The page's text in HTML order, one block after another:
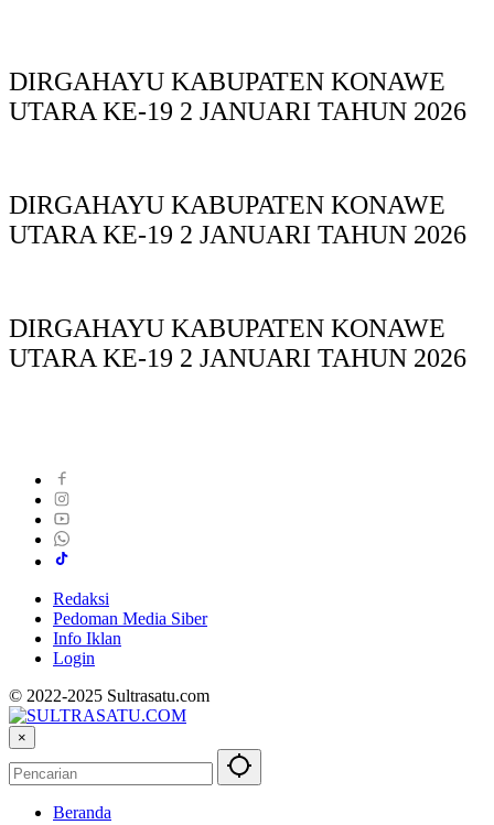
DIRGAHAYU KABUPATEN KONAWE
UTARA KE-19 2 JANUARI TAHUN 2026
DIRGAHAYU KABUPATEN KONAWE
UTARA KE-19 2 JANUARI TAHUN 2026
DIRGAHAYU KABUPATEN KONAWE
UTARA KE-19 2 JANUARI TAHUN 2026
Redaksi
Pedoman Media Siber
Info Iklan
Login
© 2022-2025 Sultrasatu.com
×
Beranda